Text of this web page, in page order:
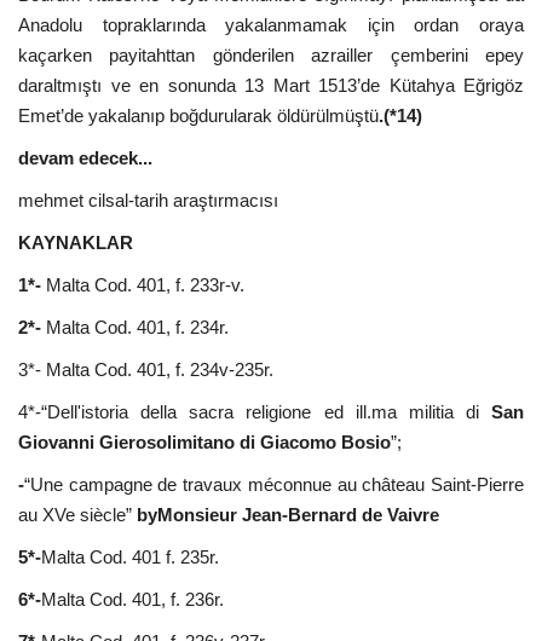
Anadolu topraklarında yakalanmamak için ordan oraya
kaçarken payitahttan gönderilen azrailler çemberini epey
daraltmıştı ve en sonunda 13 Mart 1513’de Kütahya Eğrigöz
Emet’de yakalanıp boğdurularak öldürülmüştü.(*14)
devam edecek...
mehmet cilsal-tarih araştırmacısı
KAYNAKLAR
1*- Malta Cod. 401, f. 233r-v.
2*- Malta Cod. 401, f. 234r.
3*- Malta Cod. 401, f. 234v-235r.
4*-“Dell'istoria della sacra religione ed ill.ma militia di San
Giovanni Gierosolimitano di Giacomo Bosio”;
-“Une campagne de travaux méconnue au château Saint-Pierre
au XVe siècle” byMonsieur Jean-Bernard de Vaivre
5*-Malta Cod. 401 f. 235r.
6*-Malta Cod. 401, f. 236r.